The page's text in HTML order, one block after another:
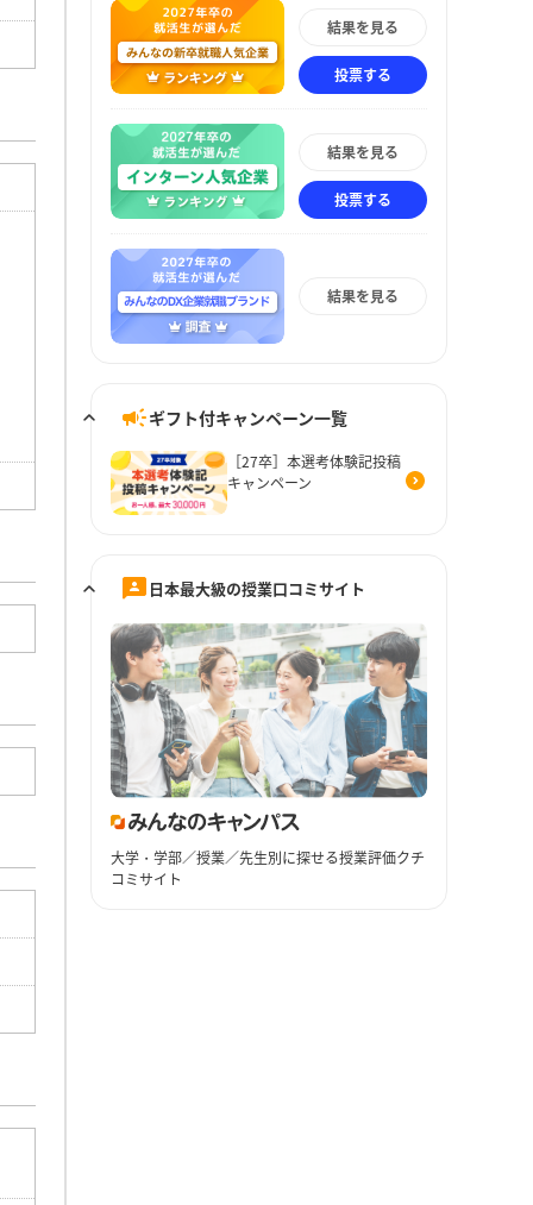
結果を見る
投票する
結果を見る
投票する
結果を見る
ギフト付キャンペーン一覧
［27卒］本選考体験記投稿
キャンペーン
日本最大級の授業口コミサイト
大学・学部／授業／先生別に探せる授業評価クチ
コミサイト